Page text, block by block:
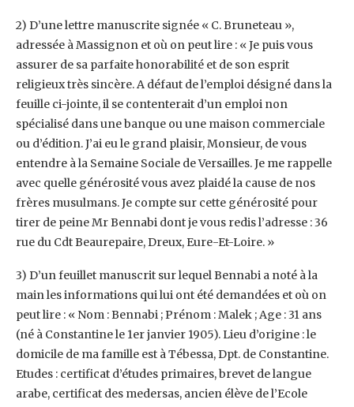
‎2) D’une lettre manuscrite signée « C. Bruneteau »,
adressée à Massignon et où on peut ‎lire : « Je puis vous
assurer de sa parfaite honorabilité et de son esprit
religieux très sincère. ‎A défaut de l’emploi désigné dans la
feuille ci-jointe, il se contenterait d’un emploi non
‎spécialisé dans une banque ou une maison commerciale
ou d’édition. J’ai eu le grand plaisir, ‎Monsieur, de vous
entendre à la Semaine Sociale de Versailles. Je me rappelle
avec quelle ‎générosité vous avez plaidé la cause de nos
frères musulmans. Je compte sur cette ‎générosité pour
tirer de peine Mr Bennabi dont je vous redis l’adresse : 36
rue du Cdt ‎Beaurepaire, Dreux, Eure-Et-Loire. »‎
‎3) D’un feuillet manuscrit sur lequel Bennabi a noté à la
main les informations qui lui ont été ‎demandées et où on
peut lire : « Nom : Bennabi ; Prénom : Malek ; Age : 31 ans
(né à ‎Constantine le 1er janvier 1905). Lieu d’origine : le
domicile de ma famille est à Tébessa, Dpt. ‎de Constantine.
Etudes : certificat d’études primaires, brevet de langue
arabe, certificat des ‎medersas, ancien élève de l’Ecole